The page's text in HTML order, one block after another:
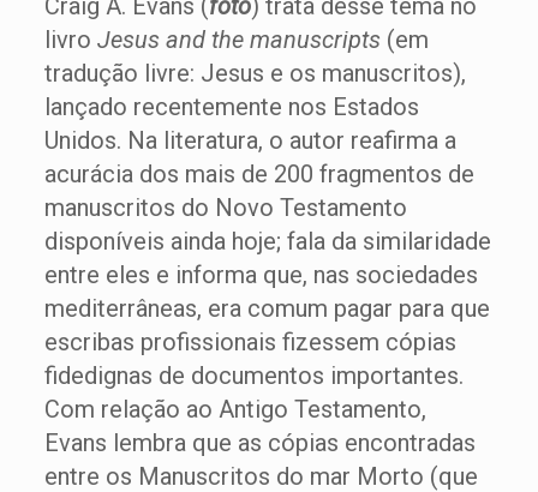
Craig A. Evans (foto) trata desse tema no
livro Jesus and the manuscripts (em
tradução livre: Jesus e os manuscritos),
lançado recentemente nos Estados
Unidos. Na literatura, o autor reafirma a
acurácia dos mais de 200 fragmentos de
manuscritos do Novo Testamento
disponíveis ainda hoje; fala da similaridade
entre eles e informa que, nas sociedades
mediterrâneas, era comum pagar para que
escribas profissionais fizessem cópias
fidedignas de documentos importantes.
Com relação ao Antigo Testamento,
Evans lembra que as cópias encontradas
entre os Manuscritos do mar Morto (que